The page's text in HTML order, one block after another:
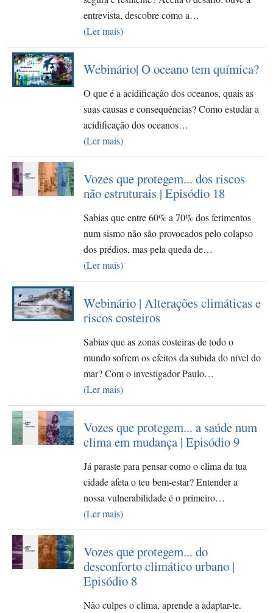
entrevista, descobre como a…
(Ler mais)
Webinário| O oceano tem química?
O que é a acidificação dos oceanos, quais as
suas causas e consequências? Como estudar a
acidificação dos oceanos…
(Ler mais)
Vozes que protegem... dos riscos
não estruturais | Episódio 18
Sabias que entre 60% a 70% dos ferimentos
num sismo não são provocados pelo colapso
dos prédios, mas pela queda de…
(Ler mais)
Webinário | Alterações climáticas e
riscos costeiros
Sabias que as zonas costeiras de todo o
mundo sofrem os efeitos da subida do nível do
mar? Com o investigador Paulo…
(Ler mais)
Vozes que protegem... a saúde num
clima em mudança | Episódio 9
Já paraste para pensar como o clima da tua
cidade afeta o teu bem-estar? Entender a
nossa vulnerabilidade é o primeiro…
(Ler mais)
Vozes que protegem... do
desconforto climático urbano |
Episódio 8
Não culpes o clima, aprende a adaptar-te.